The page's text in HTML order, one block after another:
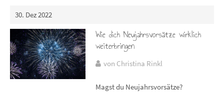
30. Dez 2022
Wie dich Neujahrsvorsätze wirklich
weiterbringen
von Christina Rinkl
Magst du Neujahrsvorsätze?